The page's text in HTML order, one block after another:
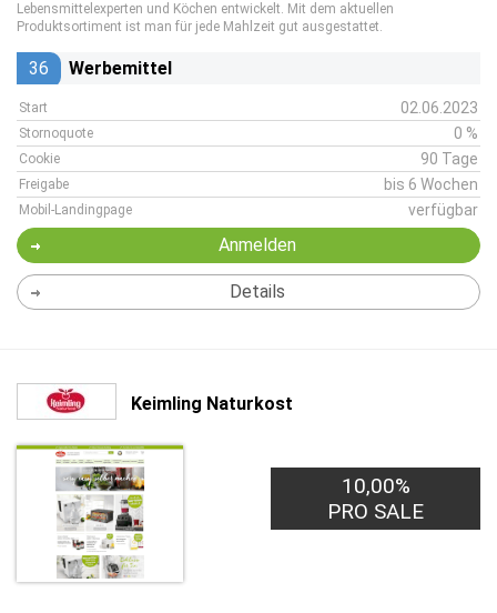
Lebensmittelexperten und Köchen entwickelt. Mit dem aktuellen
Produktsortiment ist man für jede Mahlzeit gut ausgestattet.
36 Werbemittel
Start 02.06.2023
Stornoquote 0 %
Cookie 90 Tage
Freigabe bis 6 Wochen
Mobil-Landingpage verfügbar
Anmelden
Details
Keimling Naturkost
10,00%
PRO SALE